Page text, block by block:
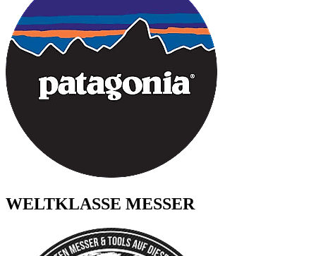
WELTKLASSE MESSER